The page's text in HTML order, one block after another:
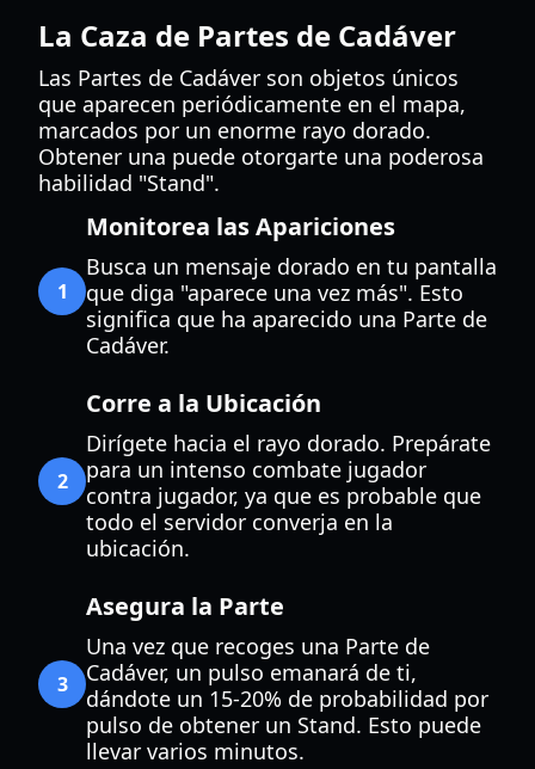
La Caza de Partes de Cadáver
Las Partes de Cadáver son objetos únicos
que aparecen periódicamente en el mapa,
marcados por un enorme rayo dorado.
Obtener una puede otorgarte una poderosa
habilidad "Stand".
1
Monitorea las Apariciones
Busca un mensaje dorado en tu pantalla
que diga "aparece una vez más". Esto
significa que ha aparecido una Parte de
Cadáver.
2
Corre a la Ubicación
Dirígete hacia el rayo dorado. Prepárate
para un intenso combate jugador
contra jugador, ya que es probable que
todo el servidor converja en la
ubicación.
3
Asegura la Parte
Una vez que recoges una Parte de
Cadáver, un pulso emanará de ti,
dándote un 15-20% de probabilidad por
pulso de obtener un Stand. Esto puede
llevar varios minutos.